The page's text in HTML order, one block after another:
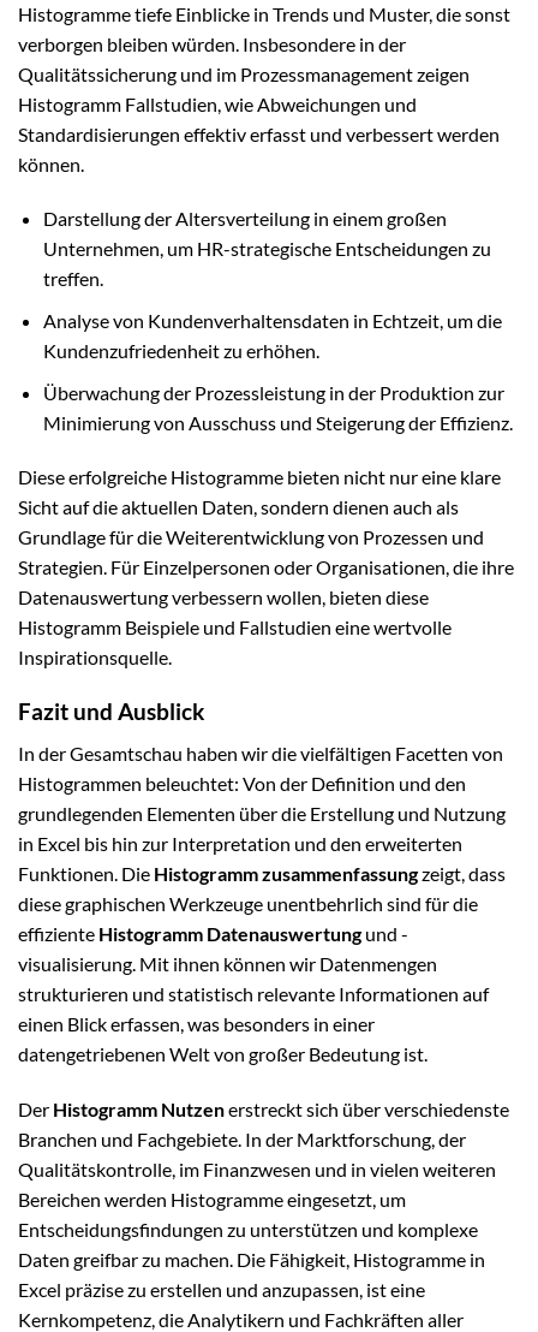
Histogramme tiefe Einblicke in Trends und Muster, die sonst
verborgen bleiben würden. Insbesondere in der
Qualitätssicherung und im Prozessmanagement zeigen
Histogramm Fallstudien, wie Abweichungen und
Standardisierungen effektiv erfasst und verbessert werden
können.
Darstellung der Altersverteilung in einem großen
Unternehmen, um HR-strategische Entscheidungen zu
treffen.
Analyse von Kundenverhaltensdaten in Echtzeit, um die
Kundenzufriedenheit zu erhöhen.
Überwachung der Prozessleistung in der Produktion zur
Minimierung von Ausschuss und Steigerung der Effizienz.
Diese erfolgreiche Histogramme bieten nicht nur eine klare
Sicht auf die aktuellen Daten, sondern dienen auch als
Grundlage für die Weiterentwicklung von Prozessen und
Strategien. Für Einzelpersonen oder Organisationen, die ihre
Datenauswertung verbessern wollen, bieten diese
Histogramm Beispiele und Fallstudien eine wertvolle
Inspirationsquelle.
Fazit und Ausblick
In der Gesamtschau haben wir die vielfältigen Facetten von
Histogrammen beleuchtet: Von der Definition und den
grundlegenden Elementen über die Erstellung und Nutzung
in Excel bis hin zur Interpretation und den erweiterten
Funktionen. Die Histogramm zusammenfassungzeigt, dass
diese graphischen Werkzeuge unentbehrlich sind für die
effiziente Histogramm Datenauswertungund -
visualisierung. Mit ihnen können wir Datenmengen
strukturieren und statistisch relevante Informationen auf
einen Blick erfassen, was besonders in einer
datengetriebenen Welt von großer Bedeutung ist.
Der Histogramm Nutzenerstreckt sich über verschiedenste
Branchen und Fachgebiete. In der Marktforschung, der
Qualitätskontrolle, im Finanzwesen und in vielen weiteren
Bereichen werden Histogramme eingesetzt, um
Entscheidungsfindungen zu unterstützen und komplexe
Daten greifbar zu machen. Die Fähigkeit, Histogramme in
Excel präzise zu erstellen und anzupassen, ist eine
Kernkompetenz, die Analytikern und Fachkräften aller